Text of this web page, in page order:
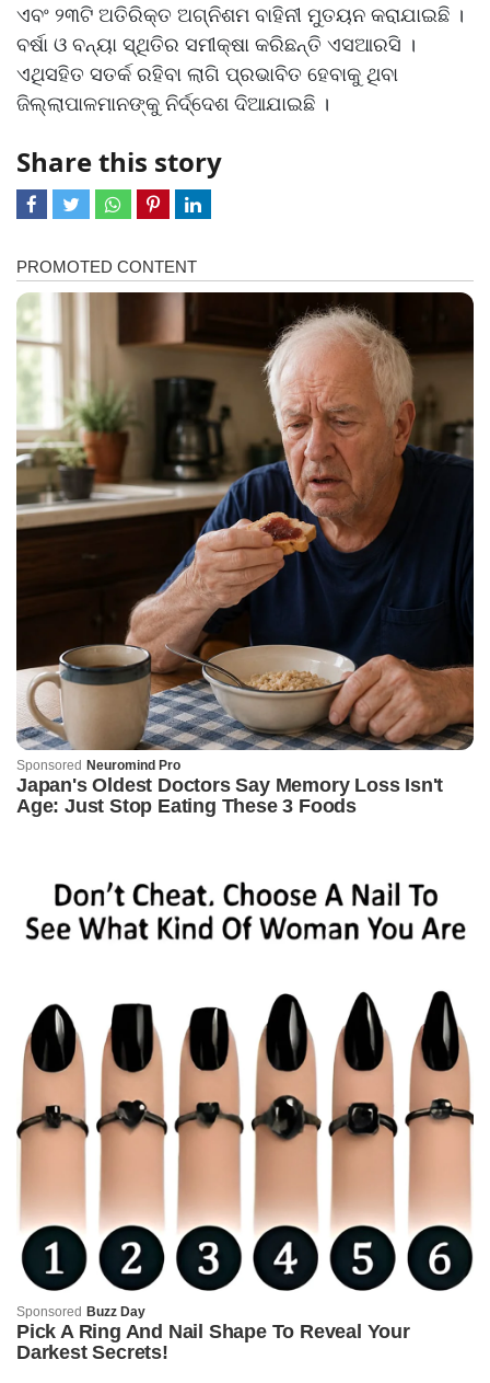
ଏବଂ ୨୩ଟି ଅତିରିକ୍ତ ଅଗ୍ନିଶମ ବାହିନୀ ମୁତୟନ କରାଯାଇଛି ।
ବର୍ଷା ଓ ବନ୍ୟା ସ୍ଥିତିର ସମୀକ୍ଷା କରିଛନ୍ତି ଏସଆରସି ।
ଏଥିସହିତ ସତର୍କ ରହିବା ଲାଗି ପ୍ରଭାବିତ ହେବାକୁ ଥିବା
ଜିଲ୍ଲାପାଳମାନଙ୍କୁ ନିର୍ଦ୍ଦେଶ ଦିଆଯାଇଛି ।
Share this story